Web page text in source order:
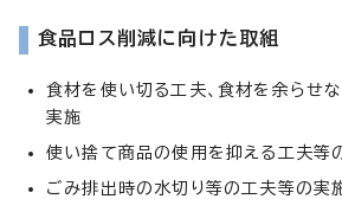
食品ロス削減に向けた取組
食材を使い切る工夫、食材を余らせ
実施
使い捨て商品の使用を抑える工夫等
ごみ排出時の水切り等の工夫等の実